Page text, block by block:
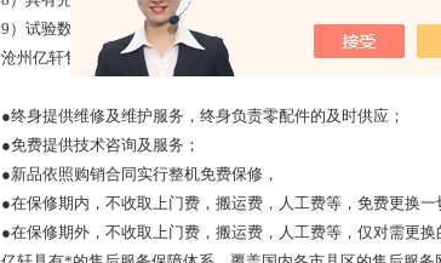
9）试验数据可以导出成EXCEL格式，方便进行数据二次处理。
沧州亿轩售后服务宗旨：
●终身提供维修及维护服务，终身负责零配件的及时供应；
●免费提供技术咨询及服务；
●新品依照购销合同实行整机免费保修，
●在保修期内，不收取上门费，搬运费，人工费等，免费更换
●在保修期外，不收取上门费，搬运费，人工费等，仅对需更换